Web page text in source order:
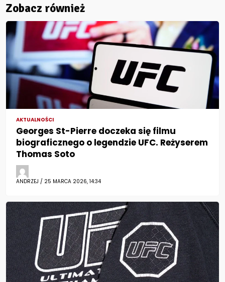
Zobacz również
AKTUALNOŚCI
Georges St-Pierre doczeka się filmu
biograficznego o legendzie UFC. Reżyserem
Thomas Soto
ANDRZEJ / 25 MARCA 2026, 14:34